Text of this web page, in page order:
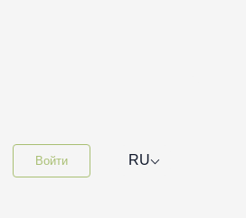
Войти RU⌵